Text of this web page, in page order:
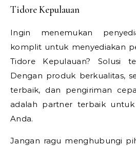
Tidore Kepulauan
Ingin menemukan
komplit untuk menyediakan
Tidore Kepulauan? Solusi
Dengan produk berkualitas,
terbaik, dan pengiriman
adalah partner terbaik
Anda.
Jangan ragu menghubungi